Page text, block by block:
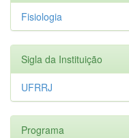
Fisiologia
Sigla da Instituição
UFRRJ
Programa